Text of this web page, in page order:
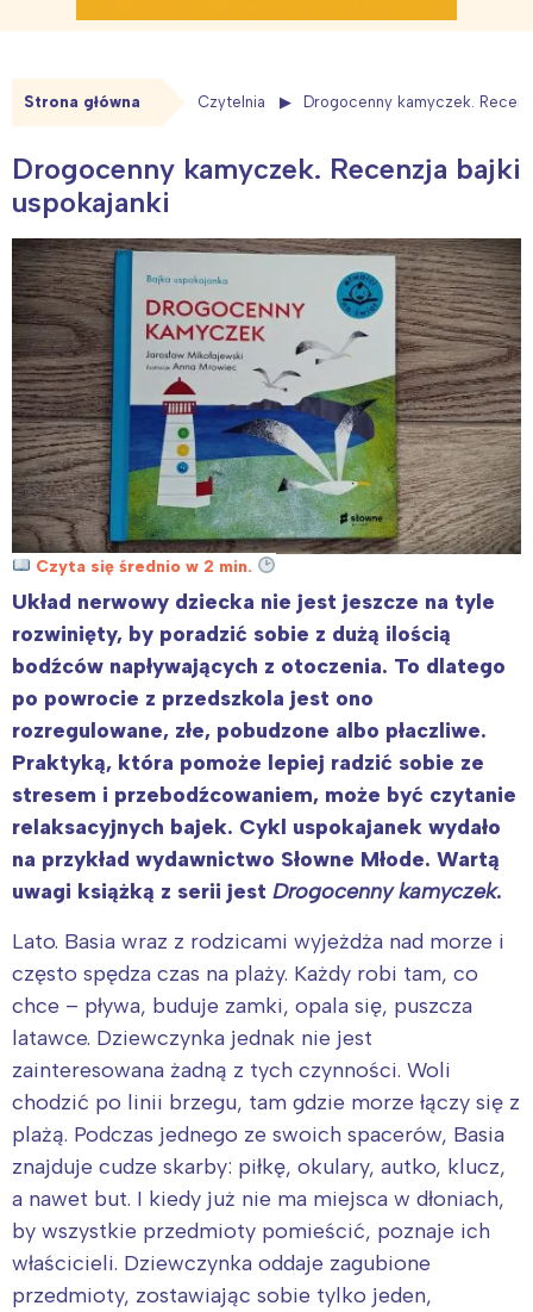
Strona główna Czytelnia Drogocenny kamyczek.
Drogocenny kamyczek. Recenzja bajki
uspokajanki
Czyta się średnio w 2 min.
Układ nerwowy dziecka nie jest jeszcze na tyle
rozwinięty, by poradzić sobie z dużą ilością
bodźców napływających z otoczenia. To dlatego
po powrocie z przedszkola jest ono
rozregulowane, złe, pobudzone albo płaczliwe.
Praktyką, która pomoże lepiej radzić sobie ze
stresem i przebodźcowaniem, może być czytanie
relaksacyjnych bajek. Cykl uspokajanek wydało
na przykład wydawnictwo Słowne Młode. Wartą
uwagi książką z serii jest Drogocenny kamyczek.
Lato. Basia wraz z rodzicami wyjeżdża nad morze i
często spędza czas na plaży. Każdy robi tam, co
chce – pływa, buduje zamki, opala się, puszcza
latawce. Dziewczynka jednak nie jest
zainteresowana żadną z tych czynności. Woli
chodzić po linii brzegu, tam gdzie morze łączy się z
plażą. Podczas jednego ze swoich spacerów, Basia
znajduje cudze skarby: piłkę, okulary, autko, klucz,
a nawet but. I kiedy już nie ma miejsca w dłoniach,
by wszystkie przedmioty pomieścić, poznaje ich
właścicieli. Dziewczynka oddaje zagubione
przedmioty, zostawiając sobie tylko jeden,